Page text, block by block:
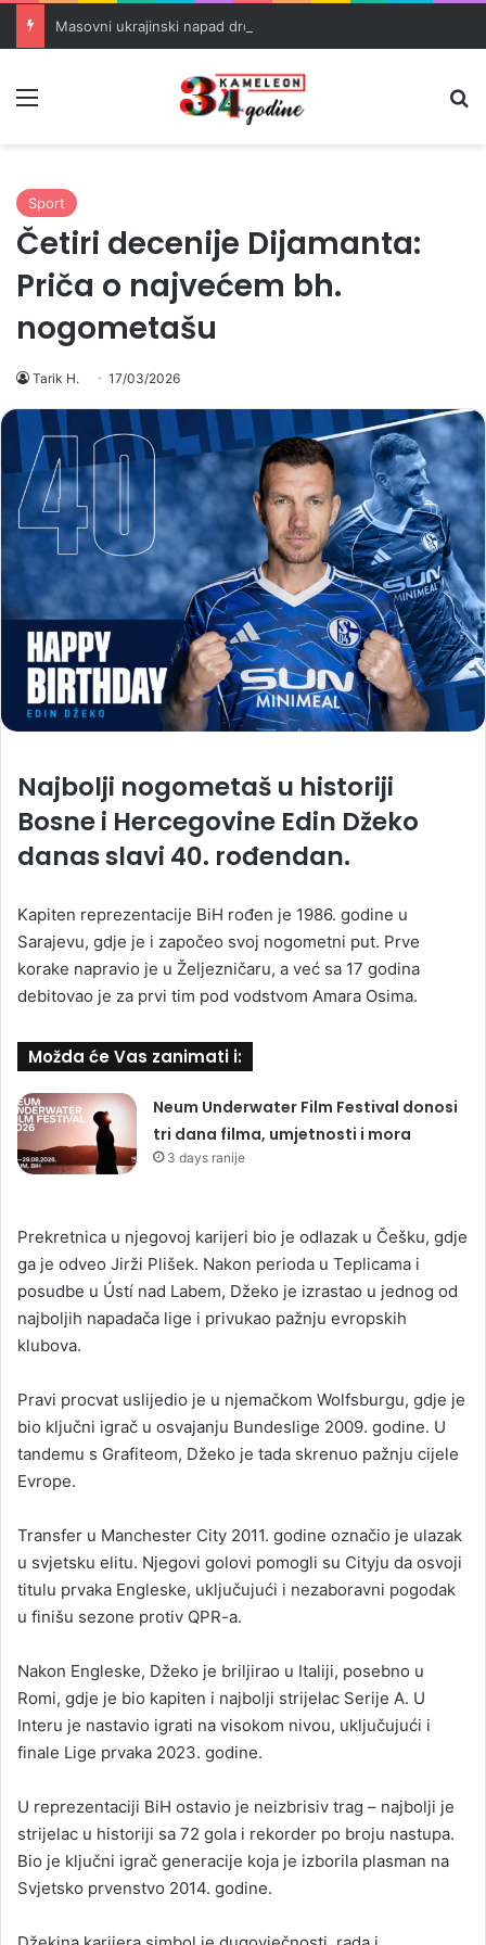
Sport
Četiri decenije Dijamanta:
Priča o najvećem bh.
nogometašu
Tarik H. 17/03/2026
Najbolji nogometaš u historiji
Bosne i Hercegovine Edin Džeko
danas slavi 40. rođendan.
Kapiten reprezentacije BiH rođen je 1986. godine u
Sarajevu, gdje je i započeo svoj nogometni put. Prve
korake napravio je u Željezničaru, a već sa 17 godina
debitovao je za prvi tim pod vodstvom Amara Osima.
Možda će Vas zanimati i:
Neum Underwater Film Festival donosi
tri dana filma, umjetnosti i mora
3 days ranije
Prekretnica u njegovoj karijeri bio je odlazak u Češku, gdje
ga je odveo Jirži Plišek. Nakon perioda u Teplicama i
posudbe u Ústí nad Labem, Džeko je izrastao u jednog od
najboljih napadača lige i privukao pažnju evropskih
klubova.
Pravi procvat uslijedio je u njemačkom Wolfsburgu, gdje je
bio ključni igrač u osvajanju Bundeslige 2009. godine. U
tandemu s Grafiteom, Džeko je tada skrenuo pažnju cijele
Evrope.
Transfer u Manchester City 2011. godine označio je ulazak
u svjetsku elitu. Njegovi golovi pomogli su Cityju da osvoji
titulu prvaka Engleske, uključujući i nezaboravni pogodak
u finišu sezone protiv QPR-a.
Nakon Engleske, Džeko je briljirao u Italiji, posebno u
Romi, gdje je bio kapiten i najbolji strijelac Serije A. U
Interu je nastavio igrati na visokom nivou, uključujući i
finale Lige prvaka 2023. godine.
U reprezentaciji BiH ostavio je neizbrisiv trag – najbolji je
strijelac u historiji sa 72 gola i rekorder po broju nastupa.
Bio je ključni igrač generacije koja je izborila plasman na
Svjetsko prvenstvo 2014. godine.